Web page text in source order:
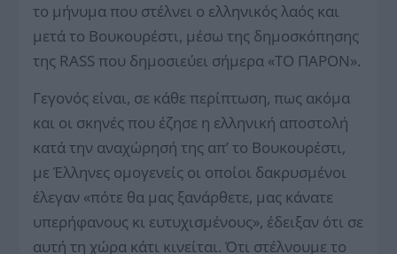
το μήνυμα που στέλνει ο ελληνικός λαός και
μετά το Βουκουρέστι, μέσω της δημοσκόπησης
της RASS που δημοσιεύει σήμερα «ΤΟ ΠΑΡΟΝ».
Γεγονός είναι, σε κάθε περίπτωση, πως ακόμα
και οι σκηνές που έζησε η ελληνική αποστολή
κατά την αναχώρησή της απ’ το Βουκουρέστι,
με Έλληνες ομογενείς οι οποίοι δακρυσμένοι
έλεγαν «πότε θα μας ξανάρθετε, μας κάνατε
υπερήφανους κι ευτυχισμένους», έδειξαν ότι σε
αυτή τη χώρα κάτι κινείται. Ότι στέλνουμε το